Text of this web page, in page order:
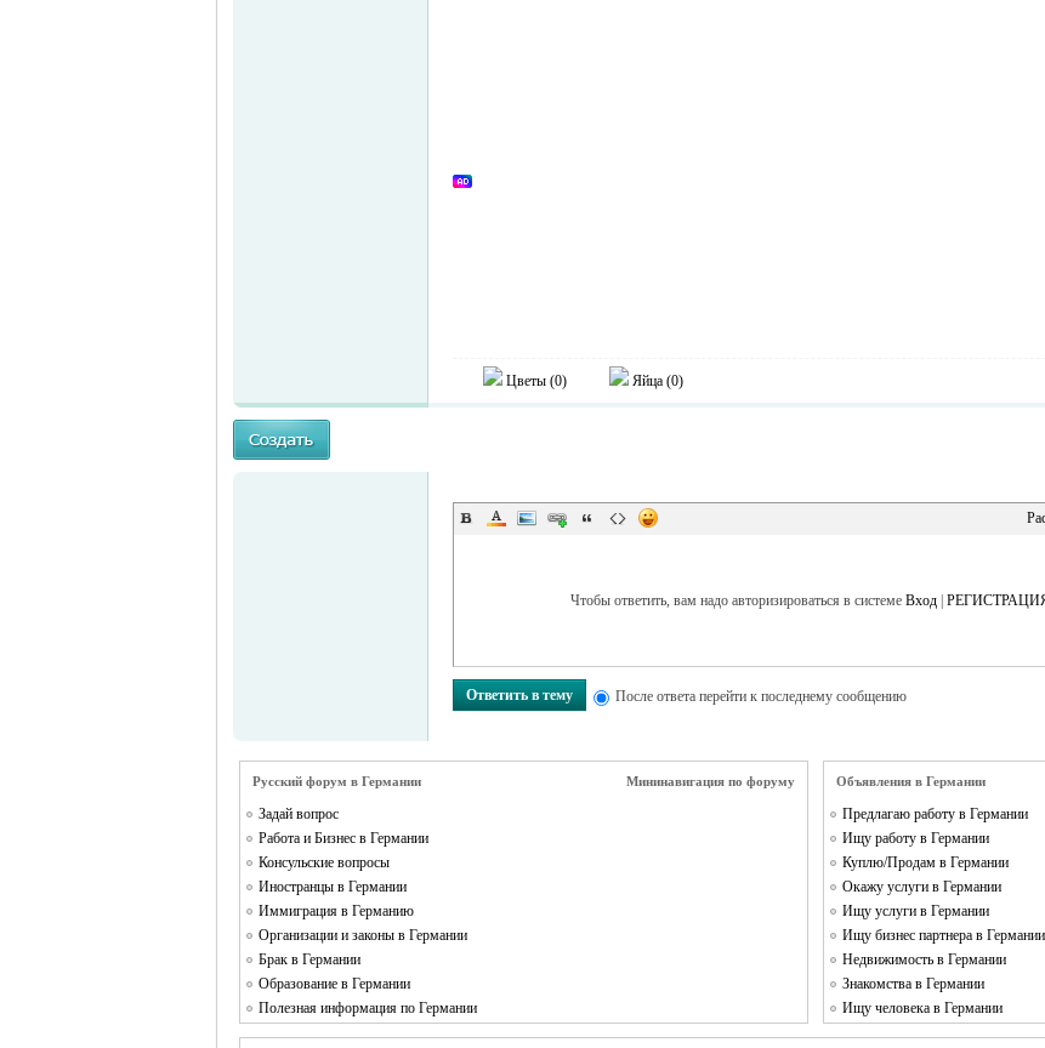
RU
Цветы (0) Яйца (0)
Чтобы ответить, вам надо авторизироваться в системе Вход
Ответить в тему После ответа перейти к последнему сообщению
Русский форум в Германии Мининавигация по форуму
Задай вопрос
Работа и Бизнес в Германии
Консульские вопросы
Иностранцы в Германии
Иммиграция в Германию
Организации и законы в Германии
Брак в Германии
Образование в Германии
Полезная информация по Германии
Объявления в Германии
Предлагаю работу в Германии
Ищу работу в Германии
Куплю/Продам в Германии
Окажу услуги в Германии
Ищу услуги в Германии
Ищу бизнес партнера в Германии
Недвижимость в Германии
Знакомства в Германии
Ищу человека в Германии